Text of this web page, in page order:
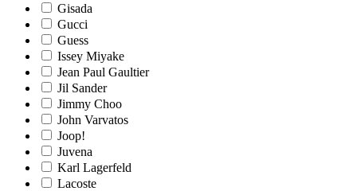
Gisada
Gucci
Guess
Issey Miyake
Jean Paul Gaultier
Jil Sander
Jimmy Choo
John Varvatos
Joop!
Juvena
Karl Lagerfeld
Lacoste